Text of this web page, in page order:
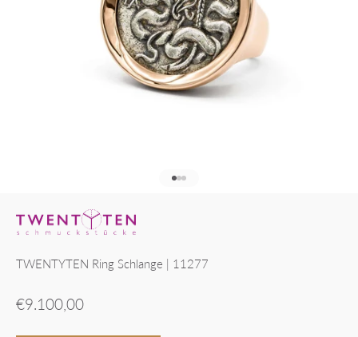
TWENTYTEN Ring Schlange | 11277
Angebot
€9.100,00